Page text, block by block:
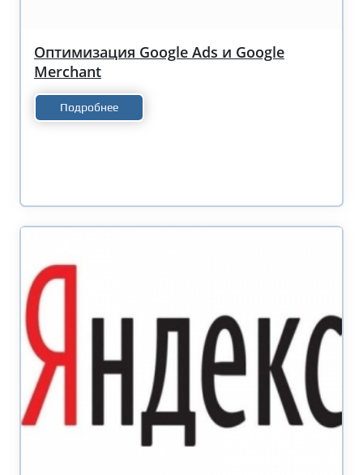
Оптимизация Google Ads и Google
Merchant
Подробнее